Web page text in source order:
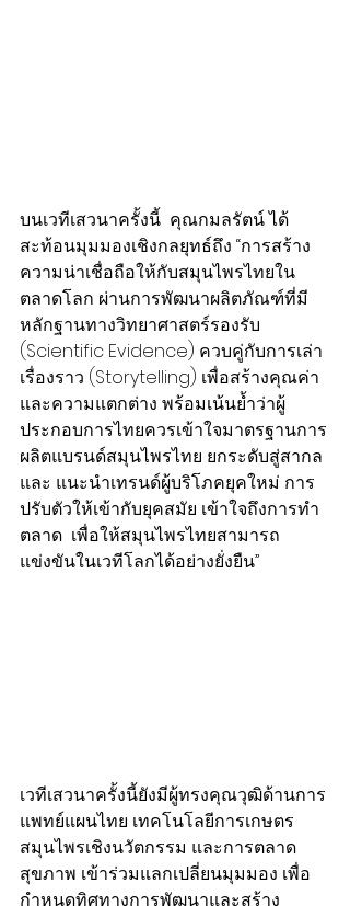
บนเวทีเสวนาครั้งนี้  คุณกมลรัตน์ ได้
สะท้อนมุมมองเชิงกลยุทธ์ถึง “การสร้าง
ความน่าเชื่อถือให้กับสมุนไพรไทยใน
ตลาดโลก ผ่านการพัฒนาผลิตภัณฑ์ที่มี
หลักฐานทางวิทยาศาสตร์รองรับ
(Scientific Evidence) ควบคู่กับการเล่า
เรื่องราว (Storytelling) เพื่อสร้างคุณค่า
และความแตกต่าง พร้อมเน้นย้ำว่าผู้
ประกอบการไทยควรเข้าใจมาตรฐานการ
ผลิตแบรนด์สมุนไพรไทย ยกระดับสู่สากล
และ แนะนำเทรนด์ผู้บริโภคยุคใหม่ การ
ปรับตัวให้เข้ากับยุคสมัย เข้าใจถึงการทำ
ตลาด  เพื่อให้สมุนไพรไทยสามารถ
แข่งขันในเวทีโลกได้อย่างยั่งยืน”
เวทีเสวนาครั้งนี้ยังมีผู้ทรงคุณวุฒิด้านการ
แพทย์แผนไทย เทคโนโลยีการเกษตร
สมุนไพรเชิงนวัตกรรม และการตลาด
สุขภาพ เข้าร่วมแลกเปลี่ยนมุมมอง เพื่อ
กำหนดทิศทางการพัฒนาและสร้าง